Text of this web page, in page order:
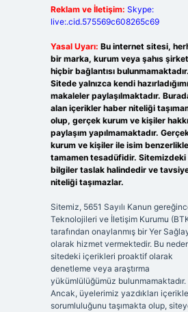
Reklam ve İletişim: Skype:
live:.cid.575569c608265c69
Yasal Uyarı: Bu internet sitesi,
bir marka, kurum veya şahıs
hiçbir bağlantısı bulunmamaktadır.
Sitede yalnızca kendi
makaleler paylaşılmaktadır.
alan içerikler haber niteliği
olup, gerçek kurum ve kişiler
paylaşım yapılmamaktadır.
kurum ve kişiler ile isim
tamamen tesadüfidir. Sitemizdeki
bilgiler taslak halindedir ve
niteliği taşımazlar.
Sitemiz, 5651 Sayılı Kanun
Teknolojileri ve İletişim Kurumu
tarafından onaylanmış bir Yer
olarak hizmet vermektedir. Bu
sitedeki içerikleri proaktif olarak
denetleme veya araştırma
yükümlülüğümüz bulunmamaktadır.
Ancak, üyelerimiz yazdıkları
sorumluluğunu taşımakta olup,